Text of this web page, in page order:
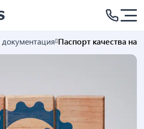
документация Паспорт качества на